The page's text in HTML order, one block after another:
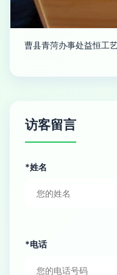
曹县青菏办事处益恒工
访客留言
*姓名
*电话